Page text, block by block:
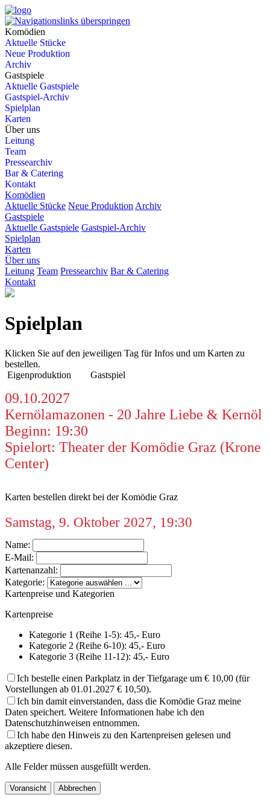
Komödien
Aktuelle Stücke
Neue Produktion
Archiv
Gastspiele
Aktuelle Gastspiele
Gastspiel-Archiv
Spielplan
Karten
Über uns
Leitung
Team
Pressearchiv
Bar & Catering
Kontakt
Komödien
Aktuelle Stücke Neue Produktion Archiv
Gastspiele
Aktuelle Gastspiele Gastspiel-Archiv
Spielplan
Karten
Über uns
Leitung Team Pressearchiv Bar & Catering
Kontakt
Spielplan
Klicken Sie auf den jeweiligen Tag für Infos und um Karten zu
bestellen.
Eigenproduktion
Gastspiel
09.10.2027
Kernölamazonen - 20 Jahre Liebe & Kernöl
Beginn: 19:30
Spielort: Theater der Komödie Graz (Krone
Center)
Karten bestellen direkt bei der Komödie Graz
Samstag, 9. Oktober 2027, 19:30
Name:
E-Mail:
Kartenanzahl:
Kategorie:
Kartenpreise und Kategorien
Kartenpreise
Kategorie 1 (Reihe 1-5): 45,- Euro
Kategorie 2 (Reihe 6-10): 45,- Euro
Kategorie 3 (Reihe 11-12): 45,- Euro
Ich bestelle einen Parkplatz in der Tiefgarage um € 10,00 (für
Vorstellungen ab 01.01.2027 € 10,50).
Ich bin damit einverstanden, dass die Komödie Graz meine
Daten speichert. Weitere Informationen habe ich den
Datenschutzhinweisen entnommen.
Ich habe den Hinweis zu den Kartenpreisen gelesen und
akzeptiere diesen.
Alle Felder müssen ausgefüllt werden.